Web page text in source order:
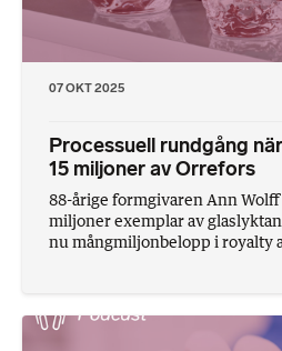
07 OKT 2025
Processuell rundgång
15 miljoner av Orrefors
88-årige formgivaren Ann Wolff
miljoner exemplar av
nu mångmiljonbelopp i royalty